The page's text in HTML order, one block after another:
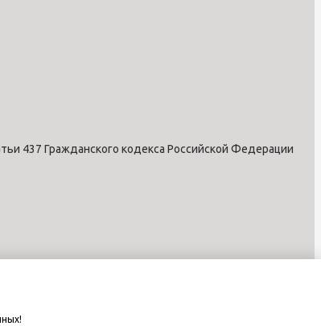
437 Гражданского кодекса Российской Федерации